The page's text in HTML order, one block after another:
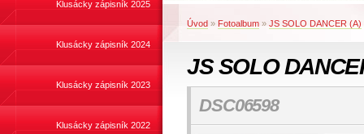
Klusácky zápisník 2025
Klusácky zápisník 2024
Klusácky zápisník 2023
Klusácky zápisník 2022
Úvod » Fotoalbum » JS SOLO DANCER (A)
JS SOLO
DSC06598